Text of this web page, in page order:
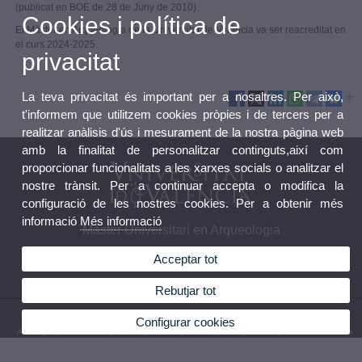
(publicat en BOE de 28 de Juny de 2010).
El Màster en Arqueologia de la Universitat de València va ser reacreditat en
el curs 2024-2025.
Màster Universitari en Arqueologia
Avís legal Política privacitat Bústia de contacte
Cookies i política de
privacitat
La teva privacitat és important per a nosaltres. Per això,
t'informem que utilitzem cookies pròpies i de tercers per a
realitzar anàlisis d'ús i mesurament de la nostra pàgina web
amb la finalitat de personalitzar continguts,així com
proporcionar funcionalitats a les xarxes socials o analitzar el
nostre trànsit. Per a continuar accepta o modifica la
configuració de les nostres cookies. Per a obtenir més
informació Més informació
Acceptar tot
Rebutjar tot
Configurar cookies